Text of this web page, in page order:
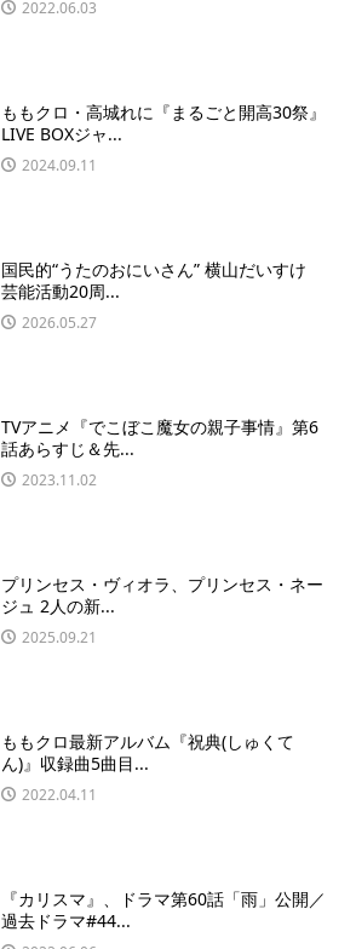
2022.06.03
ももクロ・高城れに『まるごと開高30祭』
LIVE BOXジャ...
2024.09.11
国民的“うたのおにいさん” 横山だいすけ
芸能活動20周...
2026.05.27
TVアニメ『でこぼこ魔女の親子事情』第6
話あらすじ＆先...
2023.11.02
プリンセス・ヴィオラ、プリンセス・ネー
ジュ 2人の新...
2025.09.21
ももクロ最新アルバム『祝典(しゅくて
ん)』収録曲5曲目...
2022.04.11
『カリスマ』、ドラマ第60話「雨」公開／
過去ドラマ#44...